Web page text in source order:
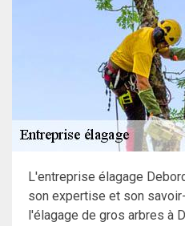
L'entreprise élagage
son expertise et son
l'élagage de gros arbres à